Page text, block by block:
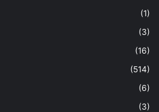
(1)
(3)
(16)
(514)
(6)
(3)